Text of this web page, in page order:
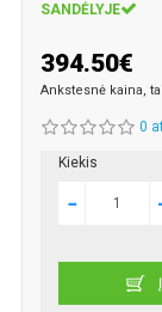
SANDĖLYJE
394.50€
Ankstesnė kaina,
0
Kiekis